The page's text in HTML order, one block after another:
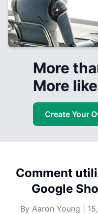
More
More
Create Your
Comment
Google
By Aaron Young |